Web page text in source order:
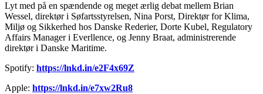
Lyt med på en spændende og meget ærlig debat mellem Brian
Wessel, direktør i Søfartsstyrelsen, Nina Porst, Direktør for Klima,
Miljø og Sikkerhed hos Danske Rederier, Dorte Kubel, Regulatory
Affairs Manager i Everllence, og Jenny Braat, administrerende
direktør i Danske Maritime.
Spotify: https://lnkd.in/e2F4x69Z
Apple: https://lnkd.in/e7xw2Ru8